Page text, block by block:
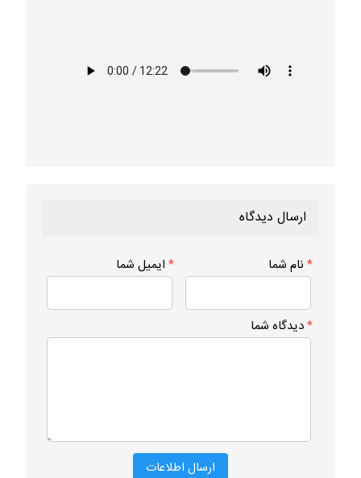
ارسال دیدگاه
* نام شما *ایمیل شما
*دیدگاه شما